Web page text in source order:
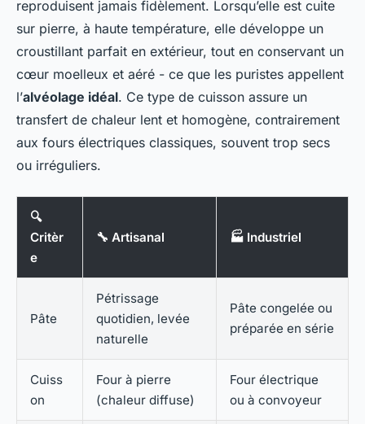
reproduisent jamais fidèlement. Lorsqu’elle est cuite
sur pierre, à haute température, elle développe un
croustillant parfait en extérieur, tout en conservant un
cœur moelleux et aéré - ce que les puristes appellent
l’alvéolage idéal. Ce type de cuisson assure un
transfert de chaleur lent et homogène, contrairement
aux fours électriques classiques, souvent trop secs
ou irréguliers.
🔍
Critèr
e
🔧 Artisanal 🏭 Industriel
Pâte
Pétrissage
quotidien, levée
naturelle
Pâte congelée ou
préparée en série
Cuiss
on
Four à pierre
(chaleur diffuse)
Four électrique
ou à convoyeur